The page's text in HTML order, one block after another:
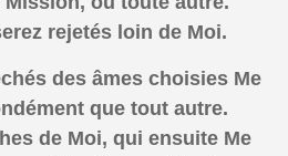
rejetés loin de Moi.
des âmes choisies Me
que tout autre.
de Moi, qui ensuite Me